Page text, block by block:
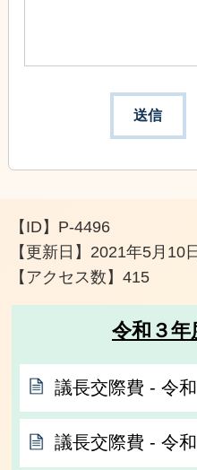
【ID】 P-4496
【更新日】 2021年5月10
【アクセス数】415
令和３年
議長交際費 ‐ 令
議長交際費 ‐ 令